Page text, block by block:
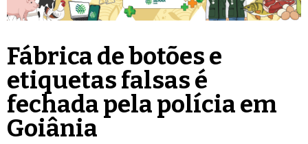
Fábrica de botões e
etiquetas falsas é
fechada pela polícia em
Goiânia